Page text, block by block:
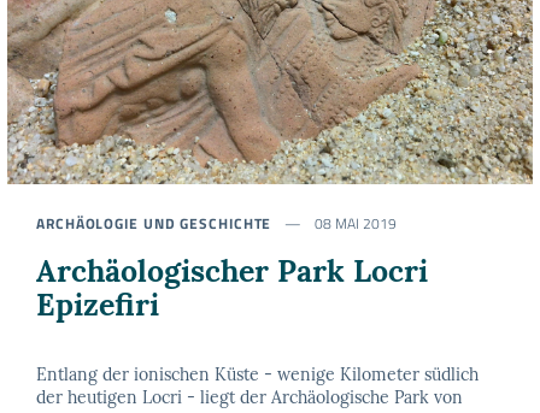
ARCHÄOLOGIE UND GESCHICHTE 08 MAI 2019
Archäologischer Park Locri
Epizefiri
Entlang der ionischen Küste - wenige Kilometer südlich
der heutigen Locri - liegt der Archäologische Park von